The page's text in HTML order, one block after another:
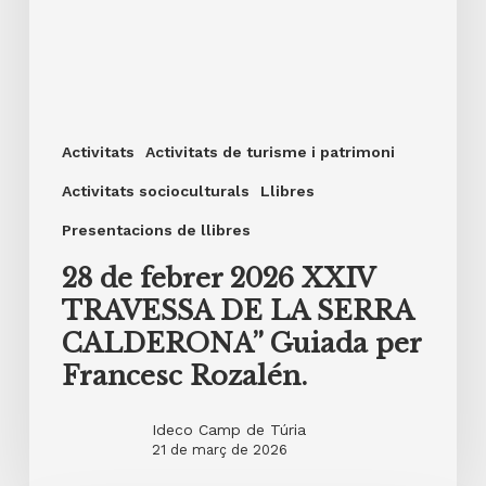
Activitats Activitats de turisme i patrimoni
Activitats socioculturals Llibres
Presentacions de llibres
28 de febrer 2026 XXIV
TRAVESSA DE LA SERRA
CALDERONA” Guiada per
Francesc Rozalén.
Ideco Camp de Túria
21 de març de 2026